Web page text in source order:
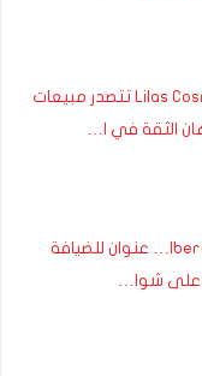
بعد عامين من إطلاقها.. Lilas Cosmetics تتصدر مبيعات
الثقة في ا…
فندق Iberostar Royal El Mansour… عنوان للضيافة
على شوا…